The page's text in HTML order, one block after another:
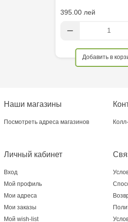
395.00 лей
Добавить в
Наши магазины
Посмотреть адреса магазинов
Личный кабинет
Вход
Мой профиль
Мои адреса
Мои заказы
Мой wish-list